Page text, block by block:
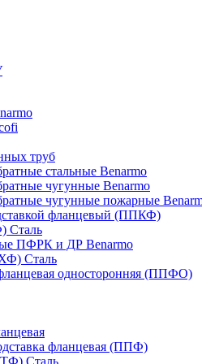
труб
стальные Benarmo
чугунные Benarmo
чугунные пожарные
фланцевый (ППКФ)
Сталь
ПФРК и ДР Benarmo
Сталь
односторонняя (ППФО)
фланцевая (ППФ)
Сталь